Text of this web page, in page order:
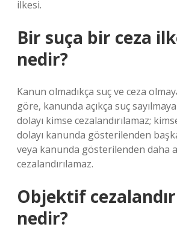
ilkesi.
Bir suça bir ceza
nedir?
Kanun olmadıkça suç ve ceza
göre, kanunda açıkça suç
dolayı kimse cezalandırılamaz;
dolayı kanunda gösterilenden
veya kanunda gösterilenden daha
cezalandırılamaz.
Objektif
nedir?